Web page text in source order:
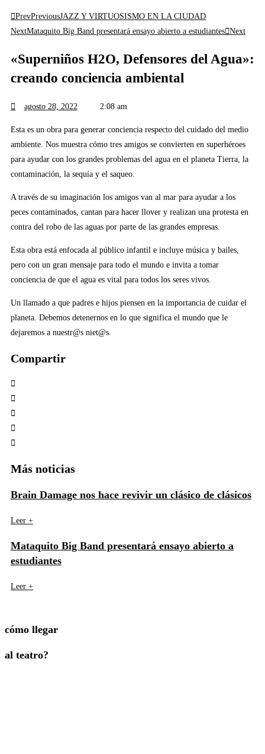
PrevPreviousJAZZ Y VIRTUOSISMO EN LA CIUDAD
NextMataquito Big Band presentará ensayo abierto a estudiantes Next
«Superniños H2O, Defensores del Agua»:
creando conciencia ambiental
agosto 28, 2022 2:08 am
Esta es un obra para generar conciencia respecto del cuidado del medio
ambiente. Nos muestra cómo tres amigos se convierten en superhéroes
para ayudar con los grandes problemas del agua en el planeta Tierra, la
contaminación, la sequía y el saqueo.
A través de su imaginación los amigos van al mar para ayudar a los
peces contaminados, cantan para hacer llover y realizan una protesta en
contra del robo de las aguas por parte de las grandes empresas.
Esta obra está enfocada al público infantil e incluye música y bailes,
pero con un gran mensaje para todo el mundo e invita a tomar
conciencia de que el agua es vital para todos los seres vivos.
Un llamado a que padres e hijos piensen en la importancia de cuidar el
planeta. Debemos detenernos en lo que significa el mundo que le
dejaremos a nuestr@s niet@s.
Compartir
Más noticias
Brain Damage nos hace revivir un clásico de clásicos
Leer +
Mataquito Big Band presentará ensayo abierto a
estudiantes
Leer +
cómo llegar
al teatro?